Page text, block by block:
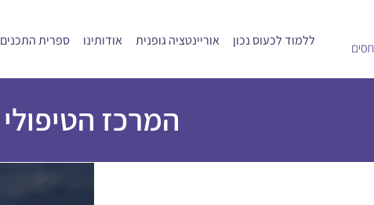
ללמוד לכעוס נכון אוריינטציה גופנית אודותינו ספרית התכנים
המרכז הטיפולי